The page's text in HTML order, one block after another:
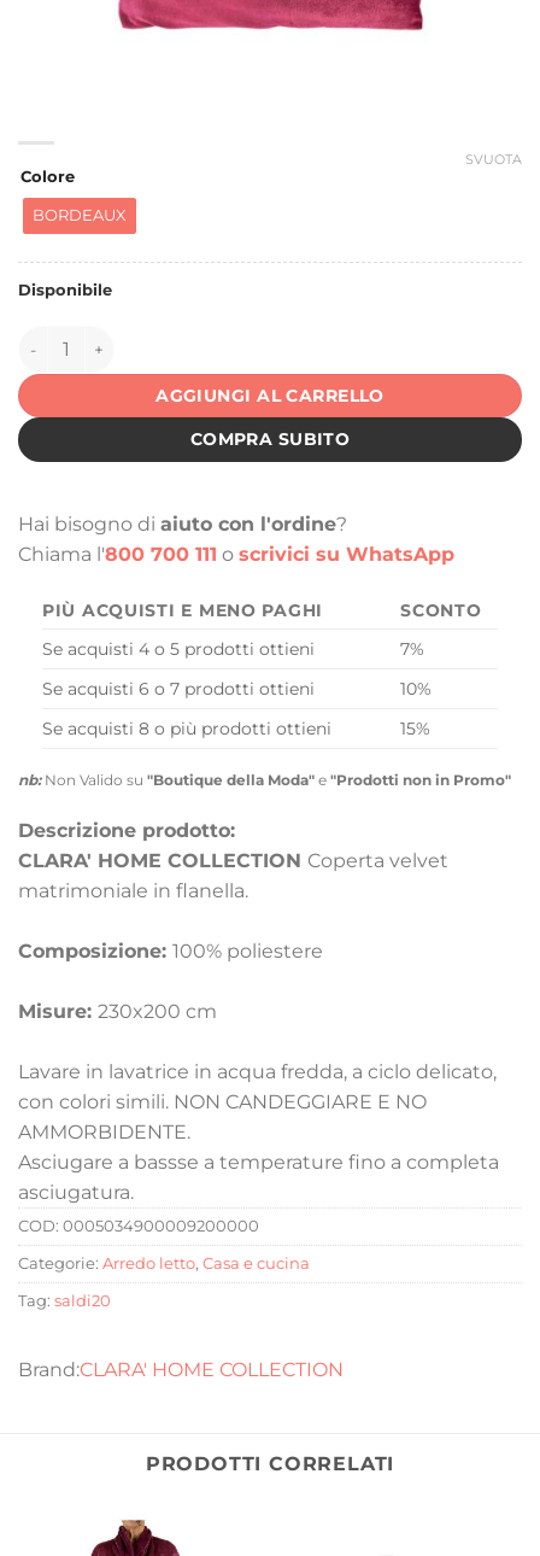
Colore
BORDEAUX
SVUOTA
Disponibile
150548 quantità
AGGIUNGI AL CARRELLO
COMPRA SUBITO
Hai bisogno di aiuto con l'ordine?
Chiama l'800 700 111 o scrivici su WhatsApp
PIÙ ACQUISTI E MENO PAGHI
SCONTO
Se acquisti 4 o 5 prodotti ottieni
7%
Se acquisti 6 o 7 prodotti ottieni
10%
Se acquisti 8 o più prodotti ottieni
15%
nb:Non Valido su "Boutique della Moda" e "Prodotti non in Promo"
Descrizione prodotto:
CLARA' HOME COLLECTION Coperta velvet
matrimoniale in flanella.
Composizione: 100% poliestere
Misure: 230x200 cm
Lavare in lavatrice in acqua fredda, a ciclo delicato,
con colori simili. NON CANDEGGIARE E NO
AMMORBIDENTE.
Asciugare a bassse a temperature fino a completa
asciugatura.
COD: 0005034900009200000
Categorie: Arredo letto, Casa e cucina
Tag: saldi20
CLARA' HOME COLLECTION
PRODOTTI CORRELATI